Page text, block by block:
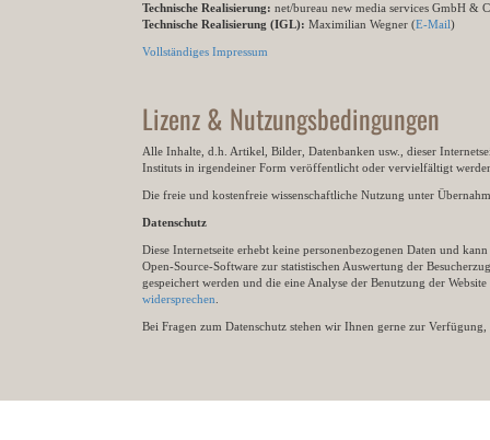
Technische Realisierung: net/bureau new media services GmbH &
Technische Realisierung (IGL): Maximilian Wegner (E-Mail)
Vollständiges Impressum
Lizenz & Nutzungsbedingungen
Alle Inhalte, d.h. Artikel, Bilder, Datenbanken usw., dieser
Instituts in irgendeiner Form veröffentlicht oder vervielfältigt
Die freie und kostenfreie wissenschaftliche Nutzung unter
Datenschutz
Diese Internetseite erhebt keine personenbezogenen Daten und
Open-Source-Software zur statistischen Auswertung der
gespeichert werden und die eine Analyse der Benutzung der
widersprechen
Bei Fragen zum Datenschutz stehen wir Ihnen gerne zur